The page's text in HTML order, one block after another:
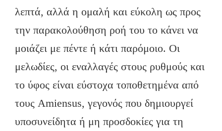
λεπτά, αλλά η ομαλή και εύκολη ως προς
την παρακολούθηση ροή του το κάνει να
μοιάζει με πέντε ή κάτι παρόμοιο. Οι
μελωδίες, οι εναλλαγές στους ρυθμούς και
το ύφος είναι εύστοχα τοποθετημένα από
τους Amiensus, γεγονός που δημιουργεί
υποσυνείδητα ή μη προσδοκίες για τη